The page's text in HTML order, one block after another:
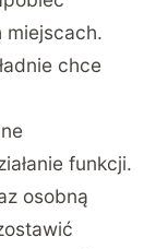
miejscach.
chce
funkcji.
osobną